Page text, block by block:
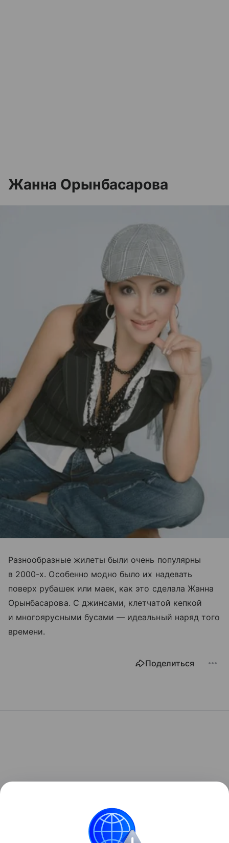
Жанна Орынбасарова
Разнообразные жилеты были очень популярны
в 2000-х. Особенно модно было их надевать
поверх рубашек или маек, как это сделала Жанна
Орынбасарова. С джинсами, клетчатой кепкой
и многоярусными бусами — идеальный наряд того
времени.
Поделиться